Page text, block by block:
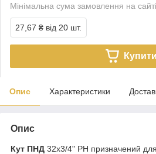
Мінімальна сума замовлення на
27,67 ₴ від 20 шт.
Купити
Опис Характеристики
Опис
Кут ПНД 32х3/4" РН призначений